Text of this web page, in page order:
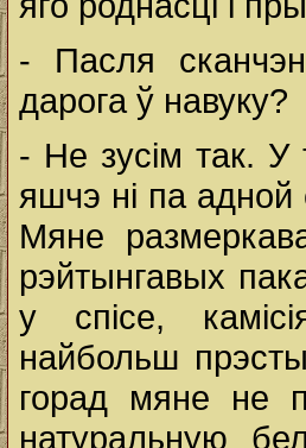
- Пасля
дарога ў навуку?
- Не зусім так. У
яшчэ ні па
Мяне
рэйтынгавых
у спісе,
найбольш
горад мяне не
натуральную